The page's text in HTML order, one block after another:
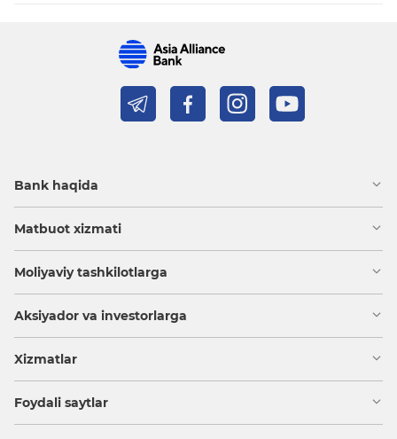
Bank haqida
Matbuot xizmati
Moliyaviy tashkilotlarga
Aksiyador va investorlarga
Xizmatlar
Foydali saytlar